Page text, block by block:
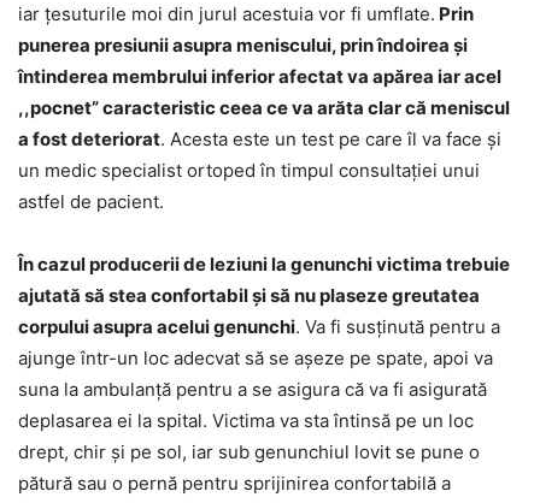
iar țesuturile moi din jurul acestuia vor fi umflate. Prin
punerea presiunii asupra meniscului, prin îndoirea și
întinderea membrului inferior afectat va apărea iar acel
,,pocnet” caracteristic ceea ce va arăta clar că meniscul
a fost deteriorat. Acesta este un test pe care îl va face și
un medic specialist ortoped în timpul consultației unui
astfel de pacient.
În cazul producerii de leziuni la genunchi victima trebuie
ajutată să stea confortabil și să nu plaseze greutatea
corpului asupra acelui genunchi. Va fi susținută pentru a
ajunge într-un loc adecvat să se așeze pe spate, apoi va
suna la ambulanță pentru a se asigura că va fi asigurată
deplasarea ei la spital. Victima va sta întinsă pe un loc
drept, chir și pe sol, iar sub genunchiul lovit se pune o
pătură sau o pernă pentru sprijinirea confortabilă a